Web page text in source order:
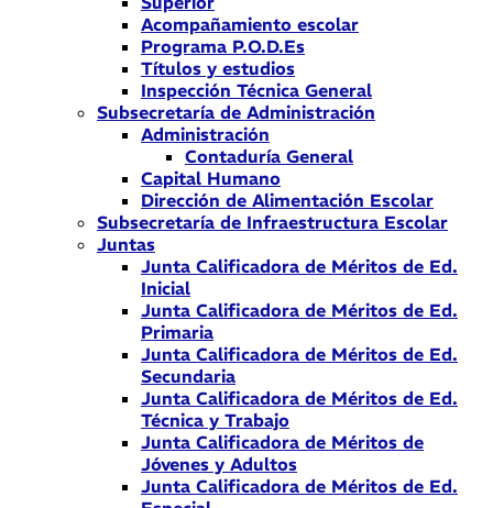
Acompañamiento escolar
Programa P.O.D.Es
Títulos y estudios
Inspección Técnica General
Subsecretaría de Administración
Administración
Contaduría General
Capital Humano
Dirección de Alimentación Escolar
Subsecretaría de Infraestructura Escolar
Juntas
Junta Calificadora de Méritos de Ed.
Inicial
Junta Calificadora de Méritos de Ed.
Primaria
Junta Calificadora de Méritos de Ed.
Secundaria
Junta Calificadora de Méritos de Ed.
Técnica y Trabajo
Junta Calificadora de Méritos de
Jóvenes y Adultos
Junta Calificadora de Méritos de Ed.